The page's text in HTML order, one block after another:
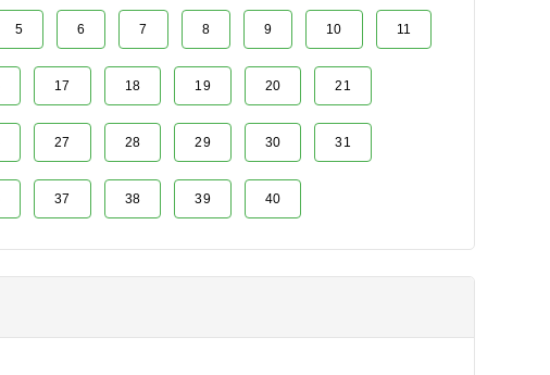
5 6 7 8 9 10 11
17 18 19 20 21
27 28 29 30 31
37 38 39 40